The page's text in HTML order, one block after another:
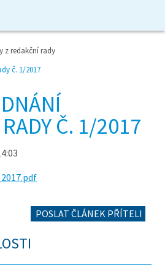
z redakční rady
č. 1/2017
Č. 1/2017
POSLAT ČLÁNEK PŘÍTELI